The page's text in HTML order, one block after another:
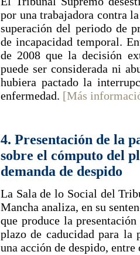
por una trabajadora contra
superación del periodo de
de incapacidad temporal.
de 2008 que la decisión
puede ser considerada ni
hubiera pactado la
enfermedad. [Más
4. Presentación de la
sobre el cómputo del
demanda de despido
La Sala de lo Social del
Mancha analiza, en su
que produce la
plazo de caducidad para la
una acción de despido,